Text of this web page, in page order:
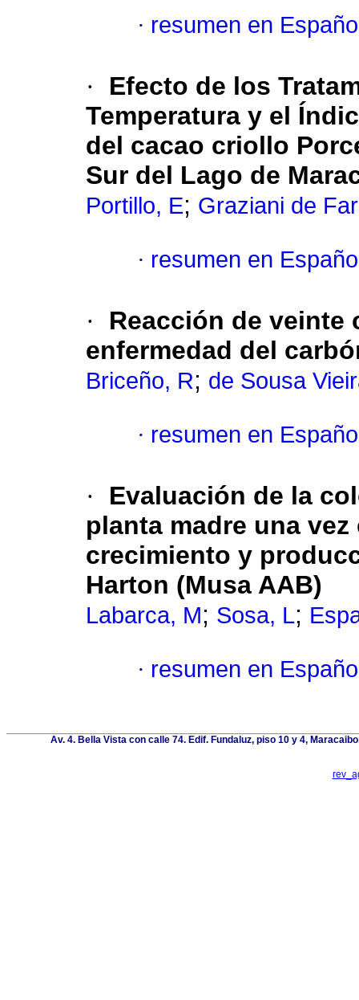
· resumen en
·
Efecto de los
Temperatura y el
del cacao criollo
Sur del Lago de
Portillo, E; Graziani de
· resumen en
·
Reacción de veinte
enfermedad del
Briceño, R; de Sousa
· resumen en
·
Evaluación de la
planta madre una
crecimiento y
Harton (Musa AAB)
Labarca, M; Sosa, L;
· resumen en
Av. 4. Bella Vista con calle 74. Edif. Fundaluz, piso 10 y 4,